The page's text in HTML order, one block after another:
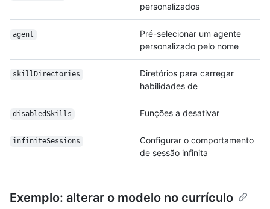
personalizados
agent
Pré-selecionar um agente
personalizado pelo nome
skillDirectories
Diretórios para carregar
habilidades de
disabledSkills Funções a desativar
infiniteSessions
Configurar o comportamento
de sessão infinita
Exemplo: alterar o modelo no currículo